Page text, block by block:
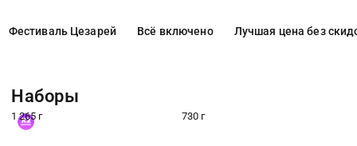
Фестиваль Цезарей Всё включено Лучшая цена без
Наборы
1 265 г 730 г